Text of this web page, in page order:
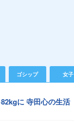
ゴシップ 女子
に 寺田心の生活